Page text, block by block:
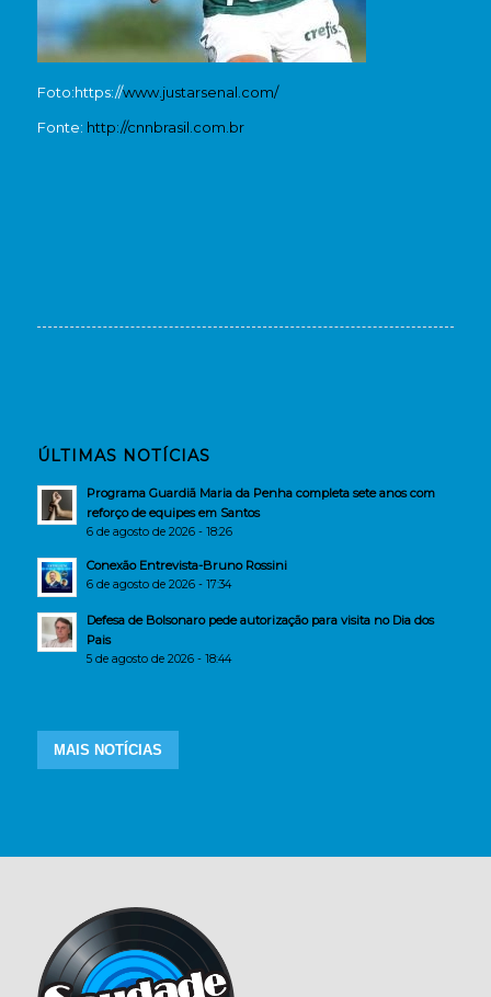
Foto:https://www.justarsenal.com/
Fonte: http://cnnbrasil.com.br
ÚLTIMAS NOTÍCIAS
Programa Guardiã Maria da Penha completa sete anos com
reforço de equipes em Santos
6 de agosto de 2026 - 18:26
Conexão Entrevista-Bruno Rossini
6 de agosto de 2026 - 17:34
Defesa de Bolsonaro pede autorização para visita no Dia dos
Pais
5 de agosto de 2026 - 18:44
MAIS NOTÍCIAS